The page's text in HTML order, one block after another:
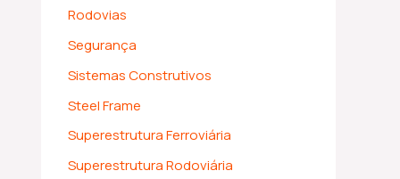
Rodovias
Segurança
Sistemas Construtivos
Steel Frame
Superestrutura Ferroviária
Superestrutura Rodoviária